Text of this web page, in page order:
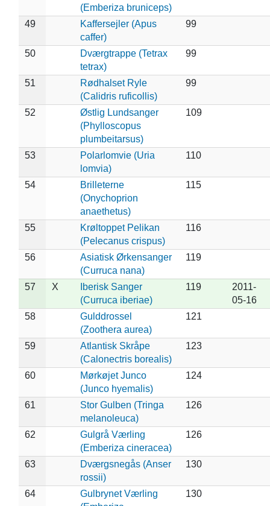
(Emberiza bruniceps)
49
Kaffersejler (Apus
caffer)
99
50
Dværgtrappe (Tetrax
tetrax)
99
51
Rødhalset Ryle
(Calidris ruficollis)
99
52
Østlig Lundsanger
(Phylloscopus
plumbeitarsus)
109
53
Polarlomvie (Uria
lomvia)
110
54
Brilleterne
(Onychoprion
anaethetus)
115
55
Krøltoppet Pelikan
(Pelecanus crispus)
116
56
Asiatisk Ørkensanger
(Curruca nana)
119
57 X
Iberisk Sanger
(Curruca iberiae)
119
2011-
05-16
58
Gulddrossel
(Zoothera aurea)
121
59
Atlantisk Skråpe
(Calonectris borealis)
123
60
Mørkøjet Junco
(Junco hyemalis)
124
61
Stor Gulben (Tringa
melanoleuca)
126
62
Gulgrå Værling
(Emberiza cineracea)
126
63
Dværgsnegås (Anser
rossii)
130
64
Gulbrynet Værling
130